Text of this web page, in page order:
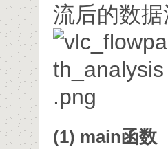
流后的数
(1) main函数